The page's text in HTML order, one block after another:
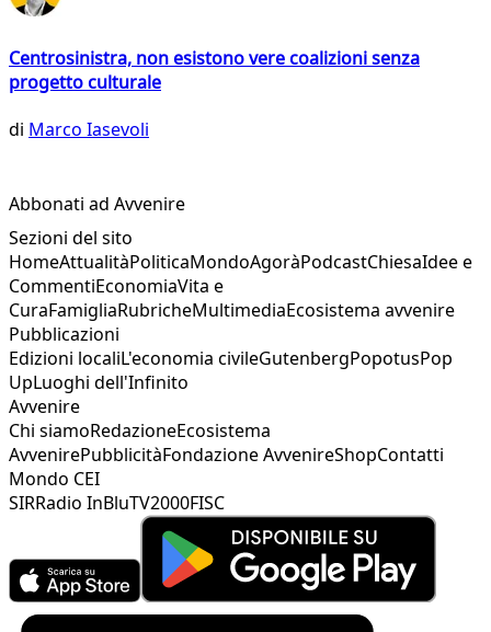
Centrosinistra, non esistono vere coalizioni senza
progetto culturale
di Marco Iasevoli
Abbonati ad Avvenire
Sezioni del sito
HomeAttualitàPoliticaMondoAgoràPodcastChiesaIdee e
CommentiEconomiaVita e
CuraFamigliaRubricheMultimediaEcosistema avvenire
Pubblicazioni
Edizioni localiL'economia civileGutenbergPopotusPop
UpLuoghi dell'Infinito
Avvenire
Chi siamoRedazioneEcosistema
AvvenirePubblicitàFondazione AvvenireShopContatti
Mondo CEI
SIRRadio InBluTV2000FISC